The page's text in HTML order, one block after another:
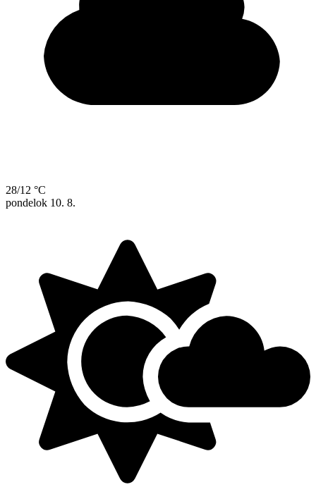
28/12 °C
pondelok 10. 8.